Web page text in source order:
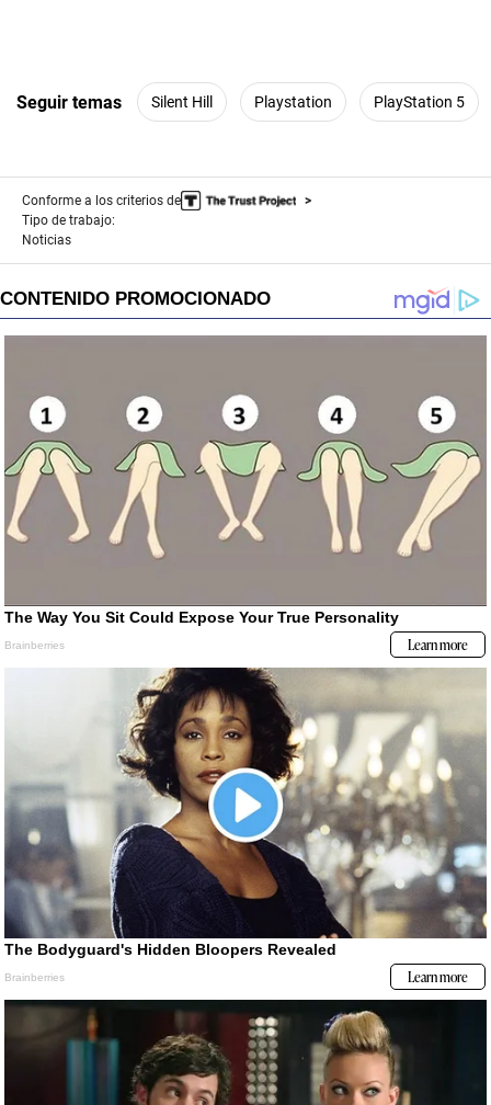
Seguir temas Silent Hill Playstation PlayStation 5
Conforme a los criterios de
Tipo de trabajo:
Noticias